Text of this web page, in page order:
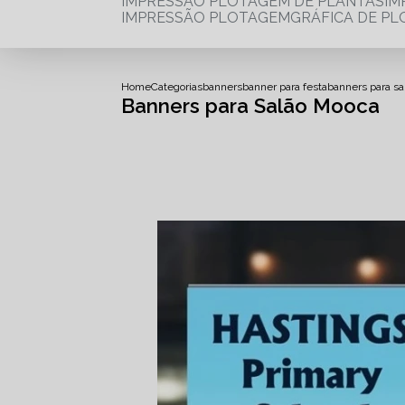
IMPRESSÃO PLOTAGEM
GRÁFICA DE
HomeCategoriasbannersbanner para festabanners para
Banners para Salão Mooca